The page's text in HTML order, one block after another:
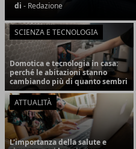
di - Redazione
SCIENZA E TECNOLOGIA
Domotica e tecnologia in casa:
perché le abitazioni stanno
cambiando più di quanto sembri
ATTUALITÀ
L'importanza della salute e